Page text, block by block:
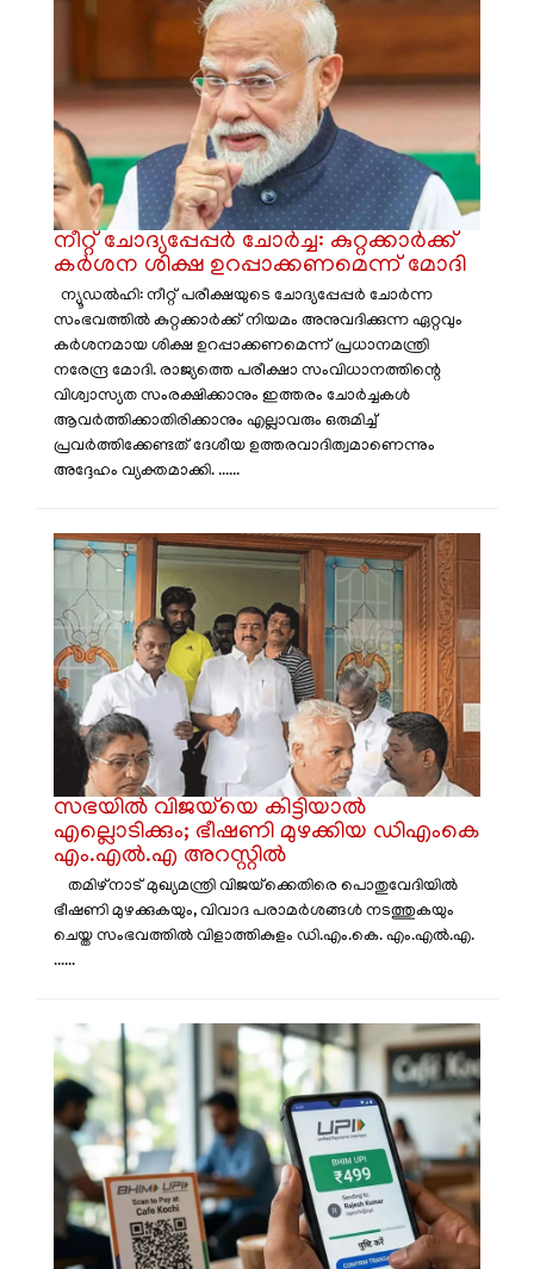
നീറ്റ് ചോദ്യപ്പേപ്പർ ചോർച്ച: കുറ്റക്കാർക്ക്
കർശന ശിക്ഷ ഉറപ്പാക്കണമെന്ന് മോദി
ന്യൂഡൽഹി: നീറ്റ് പരീക്ഷയുടെ ചോദ്യപ്പേപ്പർ ചോർന്ന
സംഭവത്തിൽ കുറ്റക്കാർക്ക് നിയമം അനുവദിക്കുന്ന ഏറ്റവും
കർശനമായ ശിക്ഷ ഉറപ്പാക്കണമെന്ന് പ്രധാനമന്ത്രി
നരേന്ദ്ര മോദി. രാജ്യത്തെ പരീക്ഷാ സംവിധാനത്തിന്റെ
വിശ്വാസ്യത സംരക്ഷിക്കാനും ഇത്തരം ചോർച്ചകൾ
ആവർത്തിക്കാതിരിക്കാനും എല്ലാവരും ഒരുമിച്ച്
പ്രവർത്തിക്കേണ്ടത് ദേശീയ ഉത്തരവാദിത്വമാണെന്നും
അദ്ദേഹം വ്യക്തമാക്കി. ......
സഭയിൽ വിജയ്‌യെ കിട്ടിയാൽ
എല്ലൊടിക്കും; ഭീഷണി മുഴക്കിയ ഡിഎംകെ
എം.എൽ.എ അറസ്റ്റിൽ
തമിഴ്‌നാട് മുഖ്യമന്ത്രി വിജയ്‌ക്കെതിരെ പൊതുവേദിയിൽ
ഭീഷണി മുഴക്കുകയും, വിവാദ പരാമർശങ്ങൾ നടത്തുകയും
ചെയ്ത സംഭവത്തിൽ വിളാത്തികുളം ഡി.എം.കെ. എം.എൽ.എ.
......